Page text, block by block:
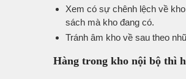
Xem có sự chênh lệch về
sách mà kho đang có.
Tránh âm kho về sau theo
Hàng trong kho nội bộ thì